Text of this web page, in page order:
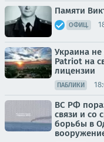
Памяти
ОФИЦ.
Украина не
Patriot на
лицензии
ПАБЛИКИ
ВС РФ
связи и со
борьбы в